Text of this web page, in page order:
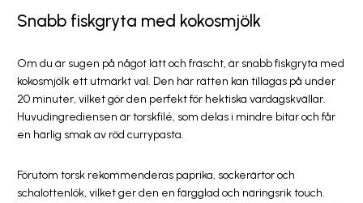
Snabb fiskgryta med kokosmjölk
Om du är sugen på något lätt och fräscht, är snabb fiskgryta med
kokosmjölk ett utmärkt val. Den här rätten kan tillagas på under
20 minuter, vilket gör den perfekt för hektiska vardagskvällar.
Huvudingrediensen är torskfilé, som delas i mindre bitar och får
en härlig smak av röd currypasta.
Förutom torsk rekommenderas paprika, sockerärtor och
schalottenlök, vilket ger den en färgglad och näringsrik touch.